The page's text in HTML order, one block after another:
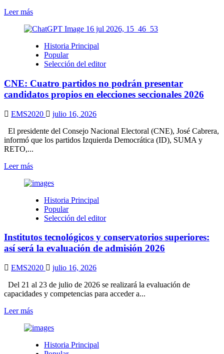
Leer másLeer
sobre
firma
decreto
que
gabinetes
sectoriales
por
gabinetes
interinstitucionales
Historia Principal
Popular
Selección del editor
CNE: Cuatro partidos no podrán presentar
candidatos propios en elecciones seccionales 2026
EMS2020
julio 16, 2026
El presidente del Consejo Nacional Electoral (CNE), José Cabrera,
informó que los partidos Izquierda Democrática (ID), SUMA y
RETO,...
Leer másLeer
sobre
Cuatro
partidos
no
presentar
candidatos
en
elecciones
seccionales
2026
Historia Principal
Popular
Selección del editor
Institutos tecnológicos y conservatorios superiores:
así será la evaluación de admisión 2026
EMS2020
julio 16, 2026
Del 21 al 23 de julio de 2026 se realizará la evaluación de
capacidades y competencias para acceder a...
Leer másLeer
sobre
tecnológicos
Historia Principal